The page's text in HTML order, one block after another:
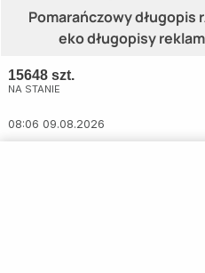
Pomarańczowy długopis
eko długopisy
15648 szt.
NA STANIE
08:06 09.08.2026